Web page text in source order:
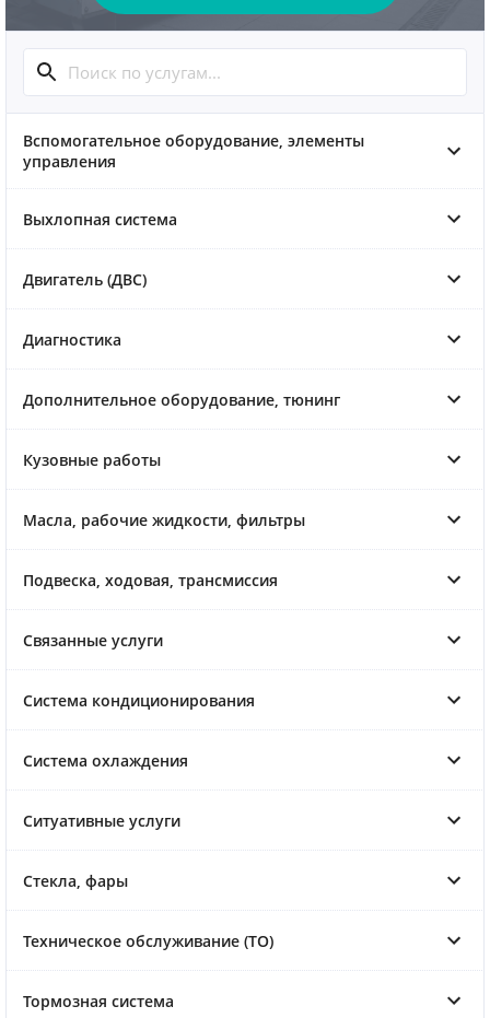
Вспомогательное оборудование, элементы
управления
Выхлопная система
Двигатель (ДВС)
Диагностика
Дополнительное оборудование, тюнинг
Кузовные работы
Масла, рабочие жидкости, фильтры
Подвеска, ходовая, трансмиссия
Связанные услуги
Система кондиционирования
Система охлаждения
Ситуативные услуги
Стекла, фары
Техническое обслуживание (ТО)
Тормозная система